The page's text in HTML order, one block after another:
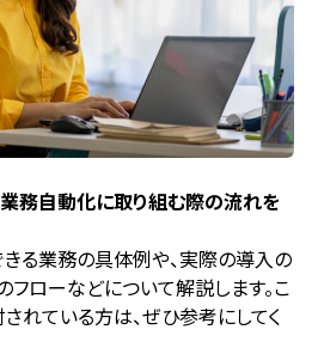
務自動化に取り組む際の流れを
る業務の具体例や、実際の導入の
フローなどについて解説します。こ
れている方は、ぜひ参考にしてく